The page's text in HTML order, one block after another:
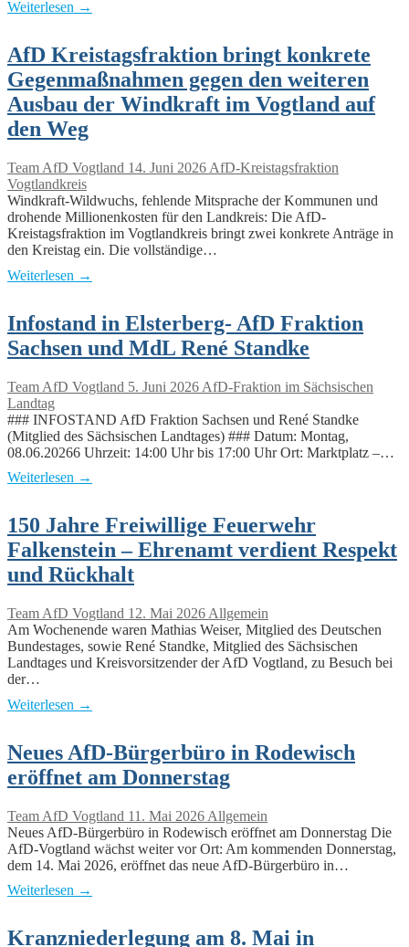
Weiterlesen →
AfD Kreistagsfraktion bringt konkrete
Gegenmaßnahmen gegen den weiteren
Ausbau der Windkraft im Vogtland auf
den Weg
Team AfD Vogtland 14. Juni 2026 AfD-Kreistagsfraktion
Vogtlandkreis
Windkraft-Wildwuchs, fehlende Mitsprache der Kommunen und
drohende Millionenkosten für den Landkreis: Die AfD-
Kreistagsfraktion im Vogtlandkreis bringt zwei konkrete Anträge in
den Kreistag ein. Die vollständige…
Weiterlesen →
Infostand in Elsterberg- AfD Fraktion
Sachsen und MdL René Standke
Team AfD Vogtland 5. Juni 2026 AfD-Fraktion im Sächsischen
Landtag
### INFOSTAND AfD Fraktion Sachsen und René Standke
(Mitglied des Sächsischen Landtages) ### Datum: Montag,
08.06.20266 Uhrzeit: 14:00 Uhr bis 17:00 Uhr Ort: Marktplatz –…
Weiterlesen →
150 Jahre Freiwillige Feuerwehr
Falkenstein – Ehrenamt verdient Respekt
und Rückhalt
Team AfD Vogtland 12. Mai 2026 Allgemein
Am Wochenende waren Mathias Weiser, Mitglied des Deutschen
Bundestages, sowie René Standke, Mitglied des Sächsischen
Landtages und Kreisvorsitzender der AfD Vogtland, zu Besuch bei
der…
Weiterlesen →
Neues AfD-Bürgerbüro in Rodewisch
eröffnet am Donnerstag
Team AfD Vogtland 11. Mai 2026 Allgemein
Neues AfD-Bürgerbüro in Rodewisch eröffnet am Donnerstag Die
AfD-Vogtland wächst weiter vor Ort: Am kommenden Donnerstag,
dem 14. Mai 2026, eröffnet das neue AfD-Bürgerbüro in…
Weiterlesen →
Kranzniederlegung am 8. Mai in